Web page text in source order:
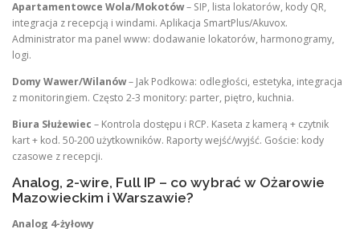
Apartamentowce Wola/Mokotów– SIP, lista lokatorów, kody QR,
integracja z recepcją i windami. Aplikacja SmartPlus/Akuvox.
Administrator ma panel www: dodawanie lokatorów, harmonogramy,
logi.
Domy Wawer/Wilanów– Jak Podkowa: odległości, estetyka, integracja
z monitoringiem. Często 2-3 monitory: parter, piętro, kuchnia.
Biura Służewiec – Kontrola dostępu i RCP. Kaseta z kamerą + czytnik
kart + kod. 50-200 użytkowników. Raporty wejść/wyjść. Goście: kody
czasowe z recepcji.
Analog, 2-wire, Full IP – co wybrać w Ożarowie
Mazowieckim i Warszawie?
Analog 4-żyłowy